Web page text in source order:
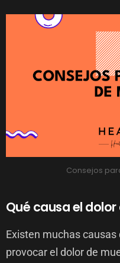
Consejos
Qué causa el
Existen muchas
provocar el dolor de